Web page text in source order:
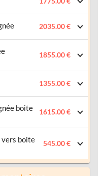
2035.00 €
1855.00 €
1355.00 €
boite
1615.00 €
vers boite
545.00 €